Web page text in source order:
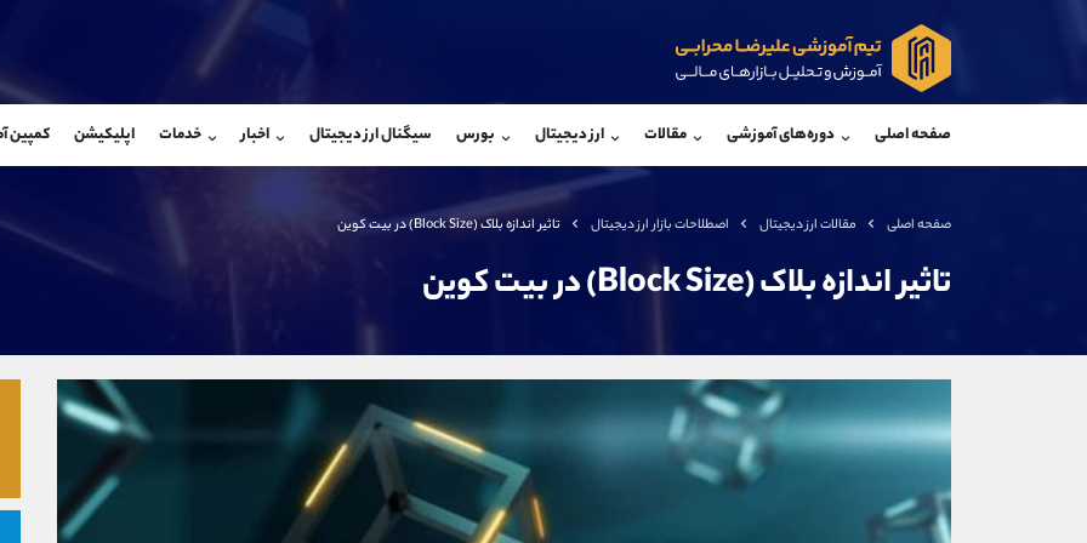
صفحه اصلی دوره‌های آموزشی مقالات ارز دیجیتال بورس سیگنال ارز دیجیتال اخبار خدمات اپلیکیشن کمپین
صفحه اصلی مقالات ارز دیجیتال اصطلاحات بازار ارز دیجیتال تاثیر اندازه بلاک (Block Size) در بیت کوین
تاثیر اندازه بلاک (Block Size) در بیت کوین
@Armteam_admin_104
واتساپ
@Armteam_admin_103
تلفن
بدون پیش شماره
اینستاگرام
کانال بله